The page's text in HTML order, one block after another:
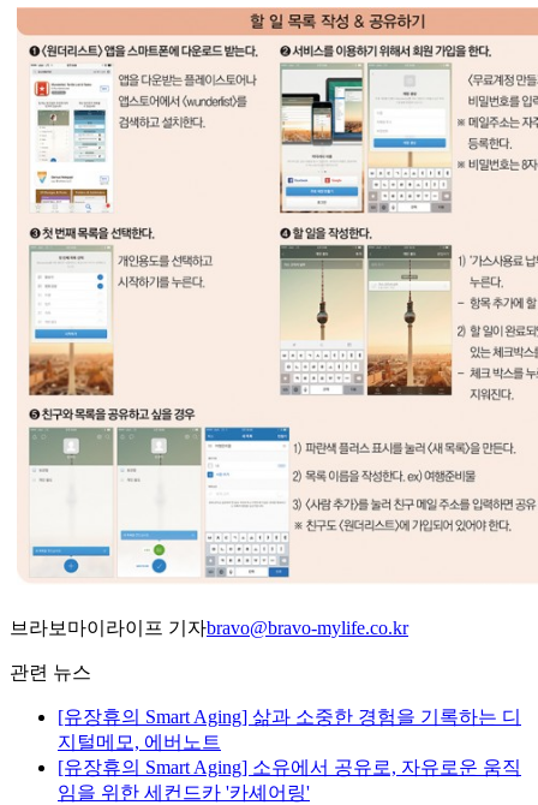
브라보마이라이프 기자bravo@bravo-mylife.co.kr
관련 뉴스
[유장휴의 Smart Aging] 삶과 소중한 경험을 기록하는 디
지털메모, 에버노트
[유장휴의 Smart Aging] 소유에서 공유로, 자유로운 움직
임을 위한 세컨드카 '카셰어링'